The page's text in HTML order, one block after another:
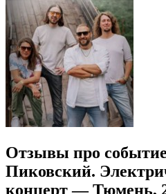
Отзывы про
Пиковский.
концерт — Тюмень,